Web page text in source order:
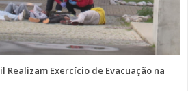
Realizam Exercício de Evacuação na